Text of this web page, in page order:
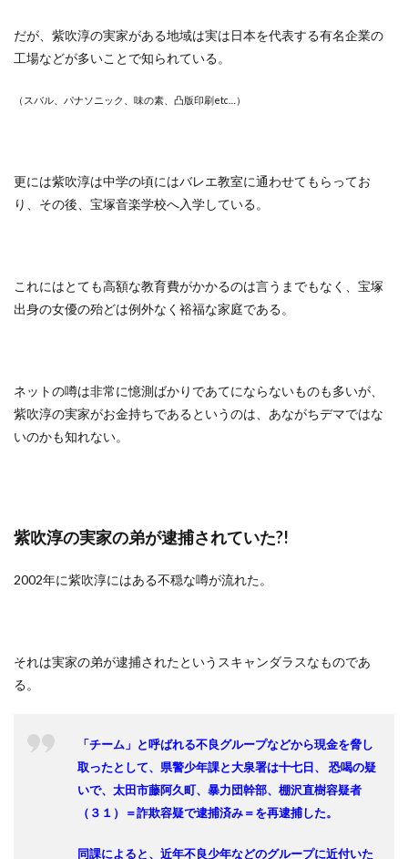
だが、紫吹淳の実家がある地域は実は日本を代表する有名企業の
工場などが多いことで知られている。
（スバル、パナソニック、味の素、凸版印刷etc…）
更には紫吹淳は中学の頃にはバレエ教室に通わせてもらってお
り、その後、宝塚音楽学校へ入学している。
これにはとても高額な教育費がかかるのは言うまでもなく、宝塚
出身の女優の殆どは例外なく裕福な家庭である。
ネットの噂は非常に憶測ばかりであてにならないものも多いが、
紫吹淳の実家がお金持ちであるというのは、あながちデマではな
いのかも知れない。
紫吹淳の実家の弟が逮捕されていた?!
2002年に紫吹淳にはある不穏な噂が流れた。
それは実家の弟が逮捕されたというスキャンダラスなものであ
る。
「チーム」と呼ばれる不良グループなどから現金を脅し
取ったとして、県警少年課と大泉署は十七日、 恐喝の疑
いで、太田市藤阿久町、暴力団幹部、棚沢直樹容疑者
（３１）＝詐欺容疑で逮捕済み＝を再逮捕した。
同課によると、近年不良少年などのグループに近付いた